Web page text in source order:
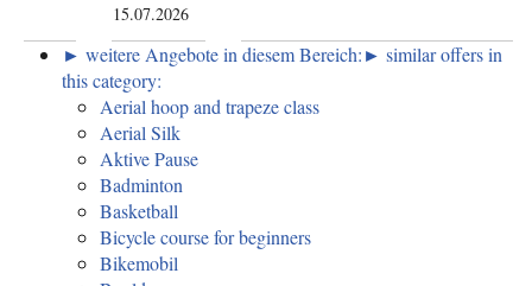
15.07.2026
► weitere Angebote in diesem Bereich:► similar offers in
this category:
Aerial hoop and trapeze class
Aerial Silk
Aktive Pause
Badminton
Basketball
Bicycle course for beginners
Bikemobil